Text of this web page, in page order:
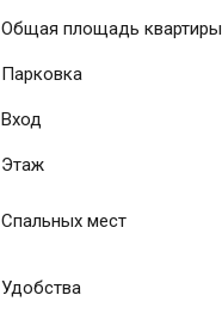
Общая площадь квартиры
Парковка
Вход
Этаж
Спальных мест
Удобства